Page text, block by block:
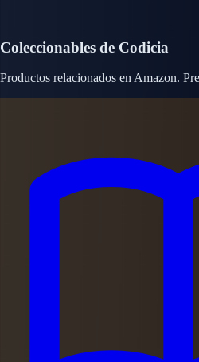
Coleccionables de Codicia
Productos relacionados en Amazon.